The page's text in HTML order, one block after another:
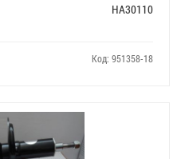
HA30110
Код: 951358-18